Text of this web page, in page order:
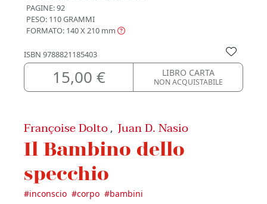
PAGINE: 92
PESO: 110 GRAMMI
FORMATO: 140 X 210 mm
ISBN 9788821185403
15,00 € LIBRO CARTA
NON ACQUISTABILE
Françoise Dolto , Juan D. Nasio
Il Bambino dello
specchio
#inconscio #corpo #bambini